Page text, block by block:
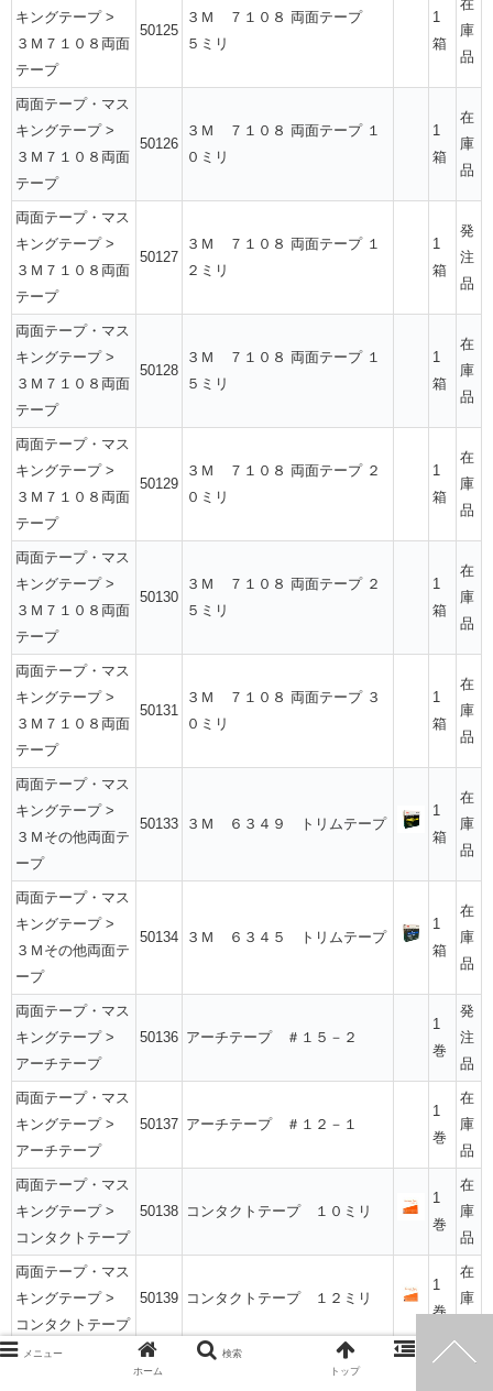
キングテープ >
３Ｍ７１０８両面
テープ
50125
３Ｍ ７１０８ 両面テープ
５ミリ
1
箱
在
庫
品
両面テープ・マス
キングテープ >
３Ｍ７１０８両面
テープ
50126
３Ｍ ７１０８ 両面テープ １
０ミリ
1
箱
在
庫
品
両面テープ・マス
キングテープ >
３Ｍ７１０８両面
テープ
50127
３Ｍ ７１０８ 両面テープ １
２ミリ
1
箱
発
注
品
両面テープ・マス
キングテープ >
３Ｍ７１０８両面
テープ
50128
３Ｍ ７１０８ 両面テープ １
５ミリ
1
箱
在
庫
品
両面テープ・マス
キングテープ >
３Ｍ７１０８両面
テープ
50129
３Ｍ ７１０８ 両面テープ ２
０ミリ
1
箱
在
庫
品
両面テープ・マス
キングテープ >
３Ｍ７１０８両面
テープ
50130
３Ｍ ７１０８ 両面テープ ２
５ミリ
1
箱
在
庫
品
両面テープ・マス
キングテープ >
３Ｍ７１０８両面
テープ
50131
３Ｍ ７１０８ 両面テープ ３
０ミリ
1
箱
在
庫
品
両面テープ・マス
キングテープ >
３Ｍその他両面テ
ープ
50133 ３Ｍ ６３４９ トリムテープ
1
箱
在
庫
品
両面テープ・マス
キングテープ >
３Ｍその他両面テ
ープ
50134 ３Ｍ ６３４５ トリムテープ
1
箱
在
庫
品
両面テープ・マス
キングテープ >
アーチテープ
50136 アーチテープ ＃１５－２
1
巻
発
注
品
両面テープ・マス
キングテープ >
アーチテープ
50137 アーチテープ ＃１２－１
1
巻
在
庫
品
両面テープ・マス
キングテープ >
コンタクトテープ
50138 コンタクトテープ １０ミリ
1
巻
在
庫
品
両面テープ・マス
キングテープ >
コンタクトテープ
50139 コンタクトテープ １２ミリ
1
巻
在
庫
両面テープ・マス
メニュー
ホーム
検索
トップ
サイドバー